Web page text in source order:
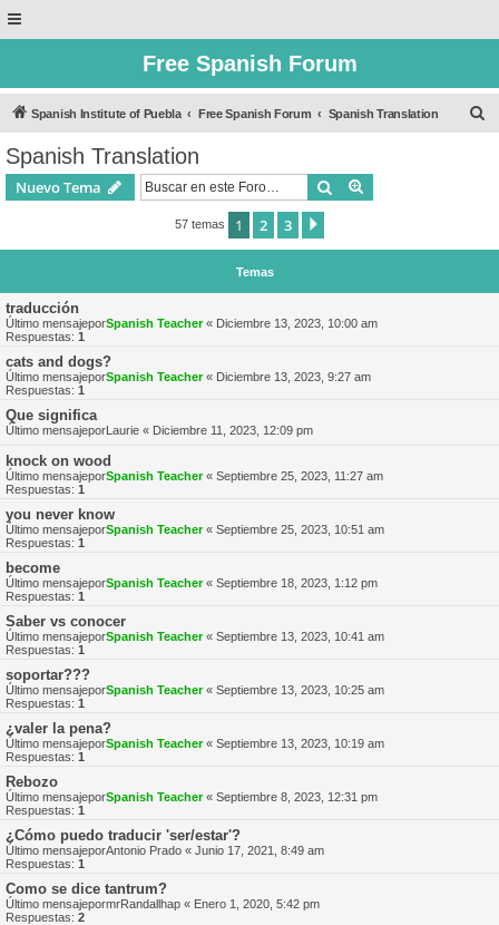
Free Spanish Forum
Spanish Institute of Puebla Free Spanish Forum Spanish Translation
Spanish Translation
Nuevo Tema Buscar
57 temas 1 2 3
Temas
traducción
Último mensajeporSpanish Teacher« Diciembre 13, 2023, 10:00 am
Respuestas: 1
cats and dogs?
Último mensajeporSpanish Teacher« Diciembre 13, 2023, 9:27 am
Respuestas: 1
Que significa
Último mensajeporLaurie « Diciembre 11, 2023, 12:09 pm
knock on wood
Último mensajeporSpanish Teacher« Septiembre 25, 2023, 11:27 am
Respuestas: 1
you never know
Último mensajeporSpanish Teacher« Septiembre 25, 2023, 10:51 am
Respuestas: 1
become
Último mensajeporSpanish Teacher« Septiembre 18, 2023, 1:12 pm
Respuestas: 1
Saber vs conocer
Último mensajeporSpanish Teacher« Septiembre 13, 2023, 10:41 am
Respuestas: 1
soportar???
Último mensajeporSpanish Teacher« Septiembre 13, 2023, 10:25 am
Respuestas: 1
¿valer la pena?
Último mensajeporSpanish Teacher« Septiembre 13, 2023, 10:19 am
Respuestas: 1
Rebozo
Último mensajeporSpanish Teacher« Septiembre 8, 2023, 12:31 pm
Respuestas: 1
¿Cómo puedo traducir 'ser/estar'?
Último mensajeporAntonio Prado « Junio 17, 2021, 8:49 am
Respuestas: 1
Como se dice tantrum?
Último mensajepormrRandallhap « Enero 1, 2020, 5:42 pm
Respuestas: 2